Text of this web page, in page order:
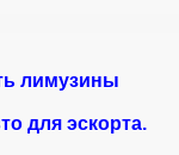
лимузины
эскорта.